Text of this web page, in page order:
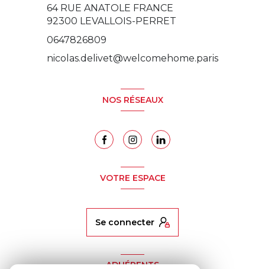
64 RUE ANATOLE FRANCE
92300 LEVALLOIS-PERRET
0647826809
nicolas.delivet@welcomehome.paris
NOS RÉSEAUX
VOTRE ESPACE
se connecter
ADHÉRENTS